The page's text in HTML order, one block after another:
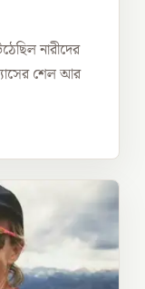
নারীদের
শেল আর